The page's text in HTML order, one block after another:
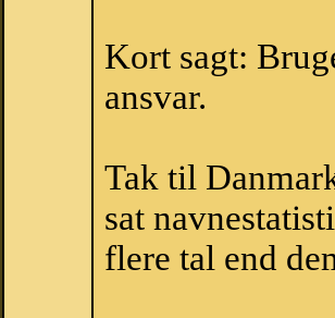
Kort sagt:
ansvar.
Tak til
sat
flere tal end